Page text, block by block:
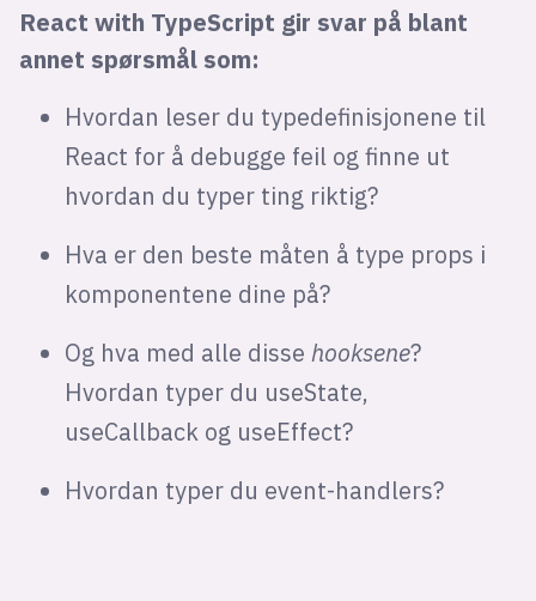
React with TypeScript gir svar på blant
annet spørsmål som:
Hvordan leser du typedefinisjonene til
React for å debugge feil og finne ut
hvordan du typer ting riktig?
Hva er den beste måten å type props i
komponentene dine på?
Og hva med alle disse hooksene?
Hvordan typer du useState,
useCallback og useEffect?
Hvordan typer du event-handlers?